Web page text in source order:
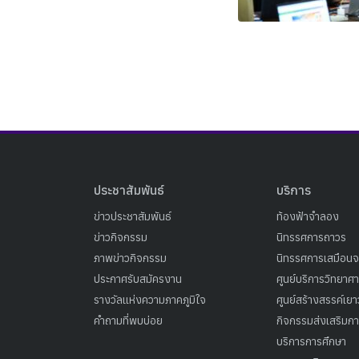
ประชาสัมพันธ์
ข่าวประชาสัมพันธ์
ข่าวกิจกรรม
ภาพข่าวกิจกรรม
ประกาศรับสมัครงาน
รางวัลแห่งความภาคภูมิใจ
คำถามที่พบบ่อย
บริการ
ท้องฟ้าจำลอง
นิทรรศการถาวร
นิทรรศการเสมือน
ศูนย์บริการวิทยาศ
ศูนย์สร้างสรรค์เย
กิจกรรมส่งเสริมก
บริการการศึกษา